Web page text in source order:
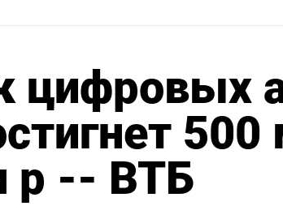
цифровых
р -- ВТБ